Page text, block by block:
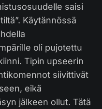
saisi
Käytännössä
oli pujotettu
Tipin upseerin
siivittivät
eikä
jälkeen ollut. Tätä